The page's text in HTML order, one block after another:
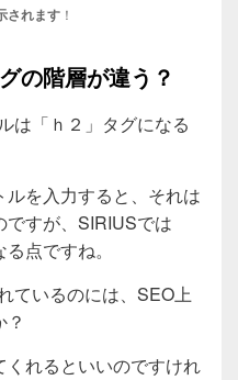
されます ！
の階層が違う？
は「ｈ２」タグになる
を入力すると、それは
ですが、SIRIUSでは
点ですね。
ているのには、SEO上
れるといいのですけれ